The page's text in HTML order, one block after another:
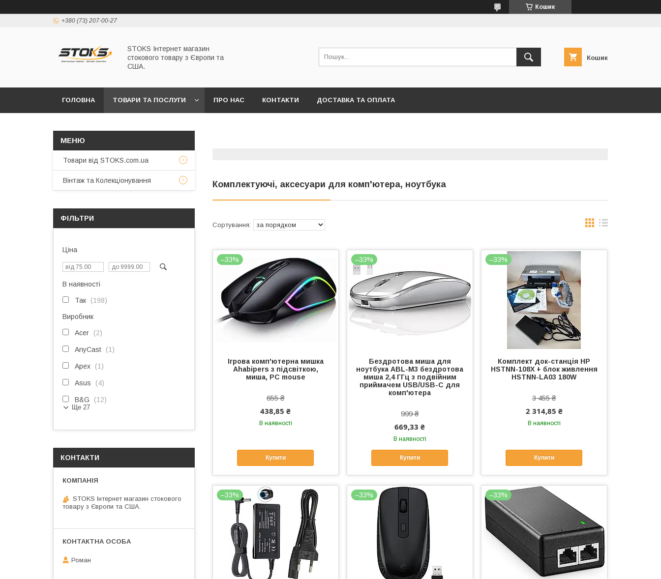
Кошик
+380 (73) 207-00-27
STOKS Інтернет магазин
стокового товару з Європи та
США.
Кошик
ГОЛОВНА ТОВАРИ ТА ПОСЛУГИ ПРО НАС КОНТАКТИ ДОСТАВКА ТА ОПЛАТА
Комплектуючі, аксесуари для комп'ютера, ноутбука
–33%
Ігрова комп'ютерна мишка
Ahabipers з підсвіткою,
миша, PC mouse
655 ₴
438,85 ₴
В наявності
Купити
–33%
Бездротова миша для
ноутбука ABL-M3 бездротова
миша 2,4 ГГц з подвійним
приймачем USB/USB-C для
комп'ютера
999 ₴
669,33 ₴
В наявності
Купити
–33%
Комплект док-станція HP
HSTNN-108X + блок живлення
HSTNN-LA03 180W
3 455 ₴
2 314,85 ₴
В наявності
Купити
–33% –33% –33%
Товари від STOKS.com.ua
Вінтаж та Колекціонування
ФІЛЬТРИ
Ціна
В наявності
Так 198
Виробник
Acer 2
AnyCast 1
Apex 1
Asus 4
B&G 12
Ще 27
КОНТАКТИ
STOKS Інтернет магазин стокового
товару з Європи та США.
Роман